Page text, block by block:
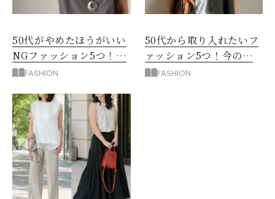
50代がやめたほうがいい
NGファッション5つ！手
持ち服を見直すコツ
FASHION
50代から取り入れたいフ
ァッション5つ！今の自
分をきれいに見せる服選
FASHION